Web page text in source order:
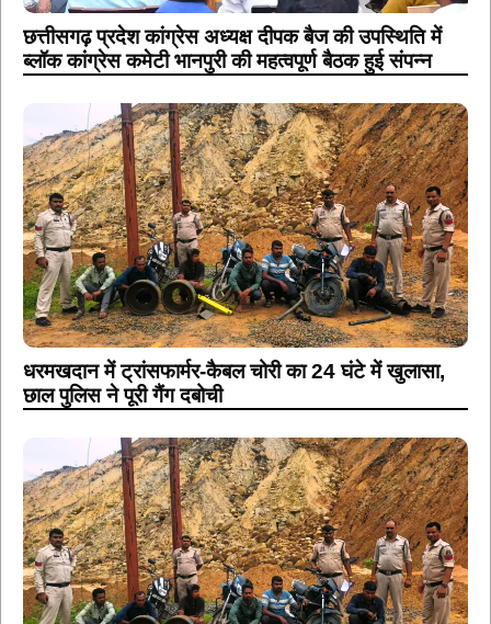
छत्तीसगढ़ प्रदेश कांग्रेस अध्यक्ष दीपक बैज की उपस्थिति में
ब्लॉक कांग्रेस कमेटी भानपुरी की महत्वपूर्ण बैठक हुई संपन्न
धरमखदान में ट्रांसफार्मर-कैबल चोरी का 24 घंटे में खुलासा,
छाल पुलिस ने पूरी गैंग दबोची